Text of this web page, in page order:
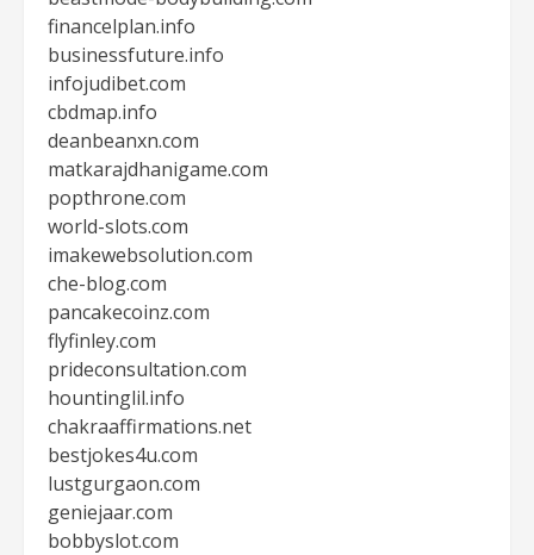
financelplan.info
businessfuture.info
infojudibet.com
cbdmap.info
deanbeanxn.com
matkarajdhanigame.com
popthrone.com
world-slots.com
imakewebsolution.com
che-blog.com
pancakecoinz.com
flyfinley.com
prideconsultation.com
hountinglil.info
chakraaffirmations.net
bestjokes4u.com
lustgurgaon.com
geniejaar.com
bobbyslot.com